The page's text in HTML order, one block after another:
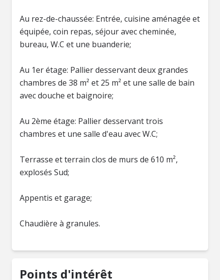
Au rez-de-chaussée: Entrée, cuisine aménagée et
équipée, coin repas, séjour avec cheminée,
bureau, W.C et une buanderie;
Au 1er étage: Pallier desservant deux grandes
chambres de 38 m² et 25 m² et une salle de bain
avec douche et baignoire;
Au 2ème étage: Pallier desservant trois
chambres et une salle d'eau avec W.C;
Terrasse et terrain clos de murs de 610 m²,
explosés Sud;
Appentis et garage;
Chaudière à granules.
Points d'intérêt